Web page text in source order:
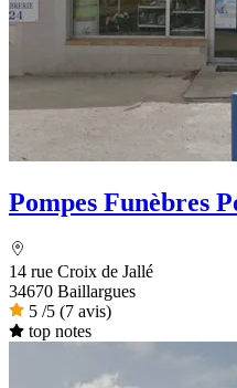
Pompes Funèbres
14 rue Croix de Jallé
34670 Baillargues
5 /5 (7 avis)
top notes